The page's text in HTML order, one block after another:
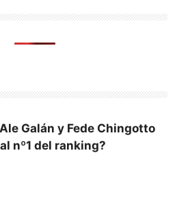
Galán y Fede Chingotto
nº1 del ranking?